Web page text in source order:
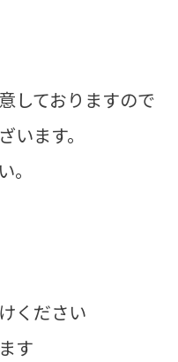
しておりますので
ます。
ください
す